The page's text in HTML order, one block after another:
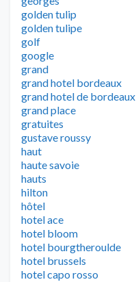
golden tulip
golden tulipe
golf
google
grand
grand hotel bordeaux
grand hotel de bordeaux
grand place
gratuites
gustave roussy
haut
haute savoie
hauts
hilton
hôtel
hotel ace
hotel bloom
hotel bourgtheroulde
hotel brussels
hotel capo rosso